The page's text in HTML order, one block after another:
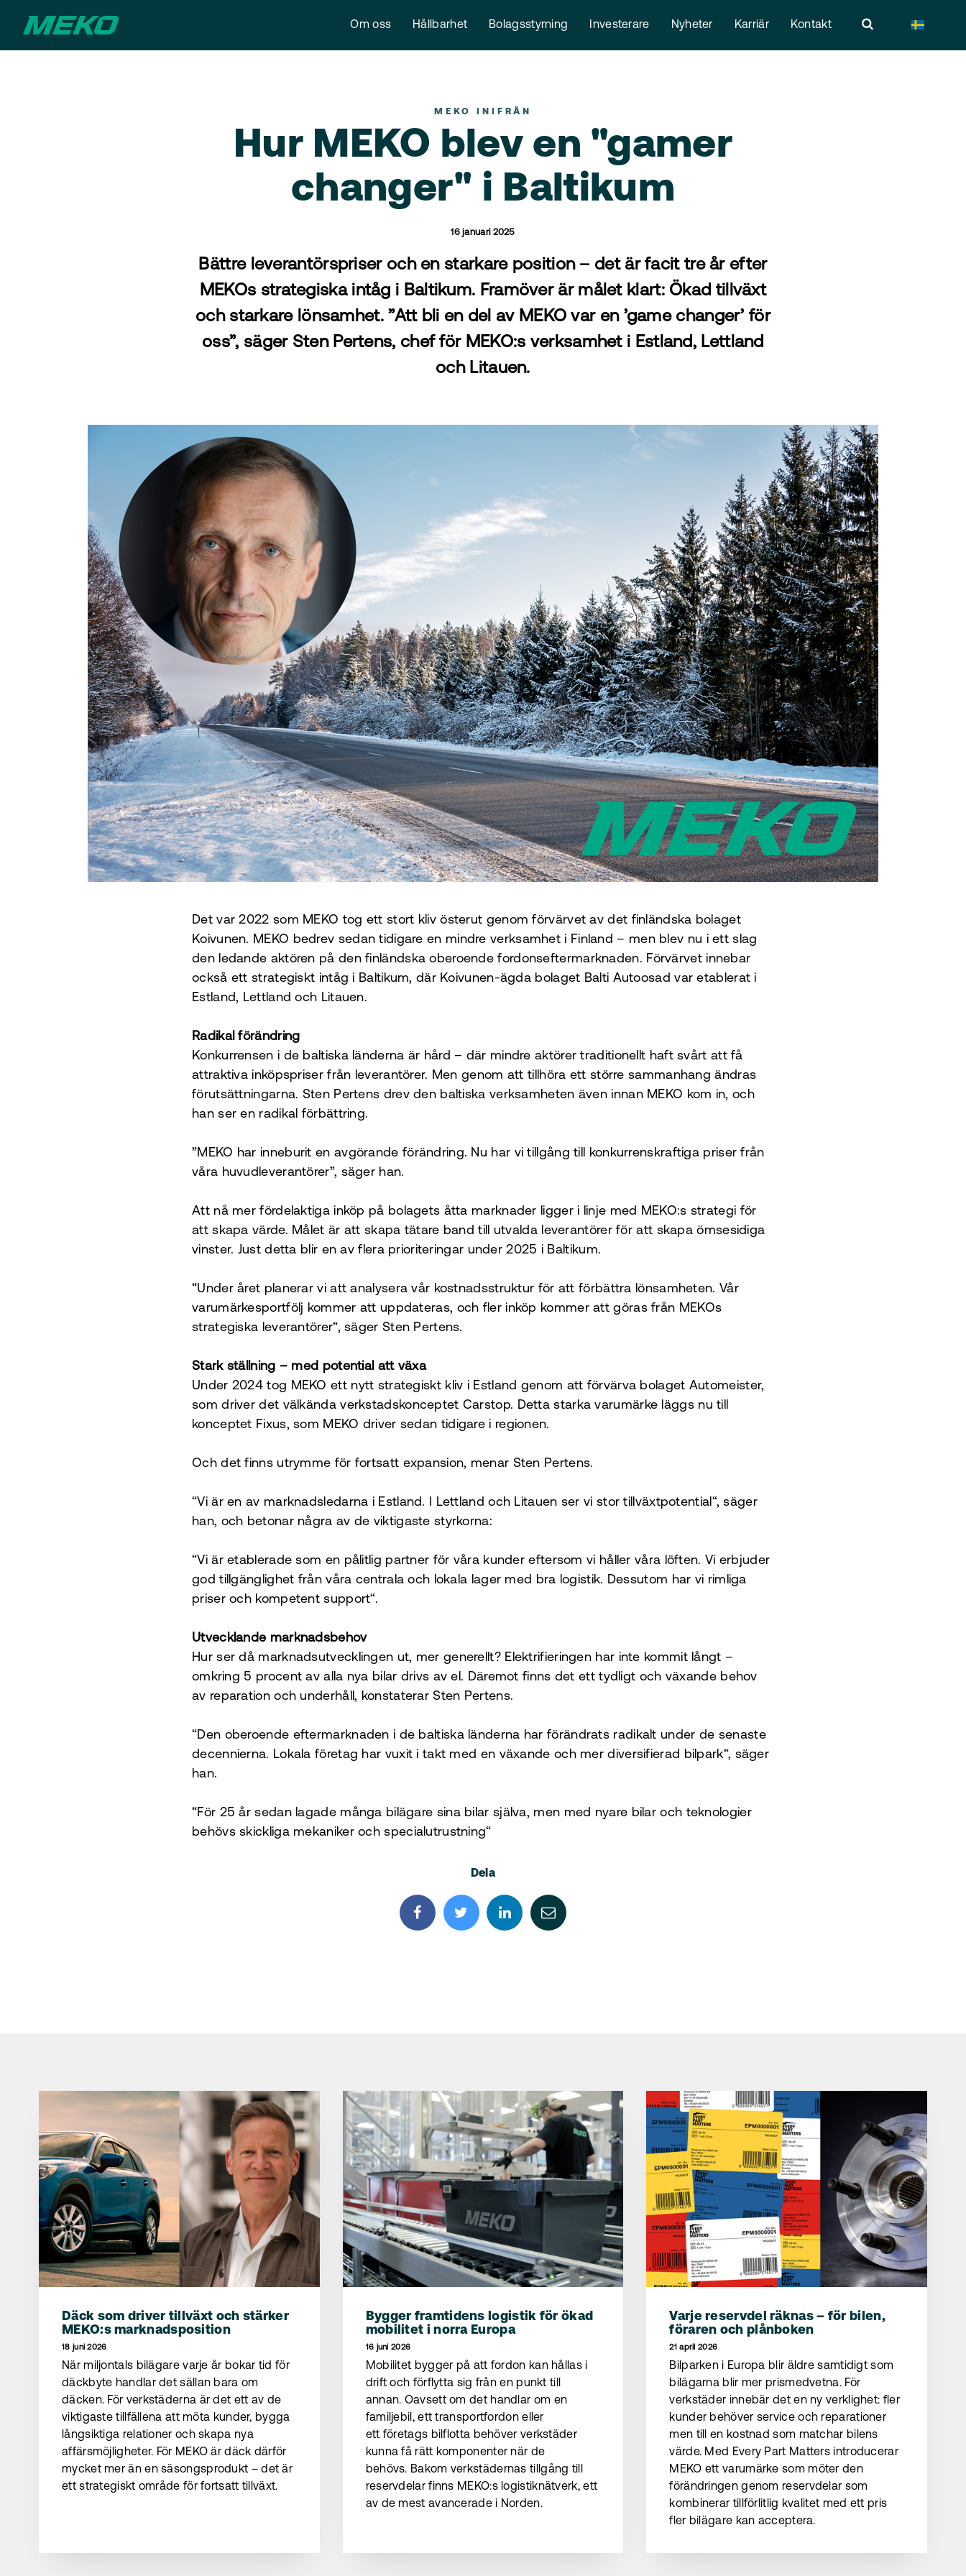
Om oss Hållbarhet Bolagsstyrning Investerare Nyheter Karriär Kontakt
MEKO INIFRÅN
Hur MEKO blev en "gamer
changer" i Baltikum
16 januari 2025
Bättre leverantörspriser och en starkare position – det är facit tre år efter
MEKOs strategiska intåg i Baltikum. Framöver är målet klart: Ökad tillväxt
och starkare lönsamhet. ”Att bli en del av MEKO var en ’game changer’ för
oss”, säger Sten Pertens, chef för MEKO:s verksamhet i Estland, Lettland
och Litauen.
Det var 2022 som MEKO tog ett stort kliv österut genom förvärvet av det finländska bolaget
Koivunen. MEKO bedrev sedan tidigare en mindre verksamhet i Finland – men blev nu i ett slag
den ledande aktören på den finländska oberoende fordonseftermarknaden. Förvärvet innebar
också ett strategiskt intåg i Baltikum, där Koivunen-ägda bolaget Balti Autoosad var etablerat i
Estland, Lettland och Litauen.
Radikal förändring
Konkurrensen i de baltiska länderna är hård – där mindre aktörer traditionellt haft svårt att få
attraktiva inköpspriser från leverantörer. Men genom att tillhöra ett större sammanhang ändras
förutsättningarna. Sten Pertens drev den baltiska verksamheten även innan MEKO kom in, och
han ser en radikal förbättring.
”MEKO har inneburit en avgörande förändring. Nu har vi tillgång till konkurrenskraftiga priser från
våra huvudleverantörer”, säger han.
Att nå mer fördelaktiga inköp på bolagets åtta marknader ligger i linje med MEKO:s strategi för
att skapa värde. Målet är att skapa tätare band till utvalda leverantörer för att skapa ömsesidiga
vinster. Just detta blir en av flera prioriteringar under 2025 i Baltikum.
“Under året planerar vi att analysera vår kostnadsstruktur för att förbättra lönsamheten. Vår
varumärkesportfölj kommer att uppdateras, och fler inköp kommer att göras från MEKOs
strategiska leverantörer“, säger Sten Pertens.
Stark ställning – med potential att växa
Under 2024 tog MEKO ett nytt strategiskt kliv i Estland genom att förvärva bolaget Automeister,
som driver det välkända verkstadskonceptet Carstop. Detta starka varumärke läggs nu till
konceptet Fixus, som MEKO driver sedan tidigare i regionen.
Och det finns utrymme för fortsatt expansion, menar Sten Pertens.
“Vi är en av marknadsledarna i Estland. I Lettland och Litauen ser vi stor tillväxtpotential“, säger
han, och betonar några av de viktigaste styrkorna:
“Vi är etablerade som en pålitlig partner för våra kunder eftersom vi håller våra löften. Vi erbjuder
god tillgänglighet från våra centrala och lokala lager med bra logistik. Dessutom har vi rimliga
priser och kompetent support“.
Utvecklande marknadsbehov
Hur ser då marknadsutvecklingen ut, mer generellt? Elektrifieringen har inte kommit långt –
omkring 5 procent av alla nya bilar drivs av el. Däremot finns det ett tydligt och växande behov
av reparation och underhåll, konstaterar Sten Pertens.
“Den oberoende eftermarknaden i de baltiska länderna har förändrats radikalt under de senaste
decennierna. Lokala företag har vuxit i takt med en växande och mer diversifierad bilpark“, säger
han.
“För 25 år sedan lagade många bilägare sina bilar själva, men med nyare bilar och teknologier
behövs skickliga mekaniker och specialutrustning“
Dela
Däck som driver tillväxt och stärker
MEKO:s marknadsposition
18 juni 2026
När miljontals bilägare varje år bokar tid för
däckbyte handlar det sällan bara om
däcken. För verkstäderna är det ett av de
viktigaste tillfällena att möta kunder, bygga
långsiktiga relationer och skapa nya
affärsmöjligheter. För MEKO är däck därför
mycket mer än en säsongsprodukt – det är
ett strategiskt område för fortsatt tillväxt.
Bygger framtidens logistik för ökad
mobilitet i norra Europa
16 juni 2026
Mobilitet bygger på att fordon kan hållas i
drift och förflytta sig från en punkt till
annan. Oavsett om det handlar om en
familjebil, ett transportfordon eller
ett företags bilflotta behöver verkstäder
kunna få rätt komponenter när de
behövs. Bakom verkstädernas tillgång till
reservdelar finns MEKO:s logistiknätverk, ett
av de mest avancerade i Norden.
Varje reservdel räknas – för bilen,
föraren och plånboken
21 april 2026
Bilparken i Europa blir äldre samtidigt som
bilägarna blir mer prismedvetna. För
verkstäder innebär det en ny verklighet: fler
kunder behöver service och reparationer
men till en kostnad som matchar bilens
värde. Med Every Part Matters introducerar
MEKO ett varumärke som möter den
förändringen genom reservdelar som
kombinerar tillförlitlig kvalitet med ett pris
fler bilägare kan acceptera.